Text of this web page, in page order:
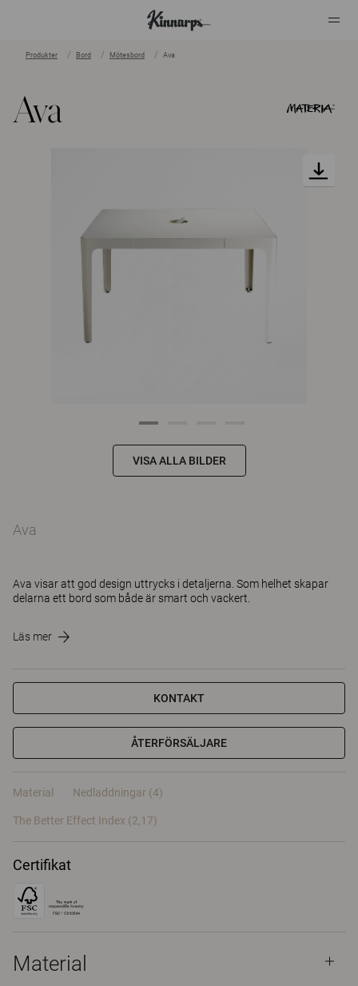
Produkter Bord Mötesbord Ava
Ava
VISA ALLA BILDER
Ava
Ava visar att god design uttrycks i detaljerna. Som helhet skapar
delarna ett bord som både är smart och vackert.
Läs mer
KONTAKT
ÅTERFÖRSÄLJARE
Material Nedladdningar (4)
The Better Effect Index (2,17)
Certifikat
Material